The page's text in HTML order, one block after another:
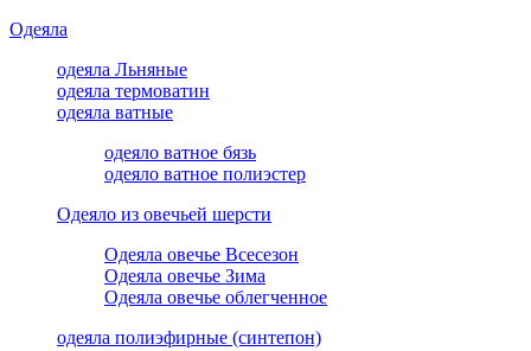
Одеяла
одеяла Льняные
одеяла термоватин
одеяла ватные
одеяло ватное бязь
одеяло ватное полиэстер
Одеяло из овечьей шерсти
Одеяла овечье Всесезон
Одеяла овечье Зима
Одеяла овечье облегченное
одеяла полиэфирные (синтепон)